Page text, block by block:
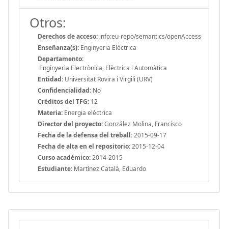
Otros:
Derechos de acceso: info:eu-repo/semantics/openAccess
Enseñanza(s): Enginyeria Elèctrica
Departamento:
Enginyeria Electrònica, Elèctrica i Automàtica
Entidad: Universitat Rovira i Virgili (URV)
Confidencialidad: No
Créditos del TFG: 12
Materia: Energia elèctrica
Director del proyecto:González Molina, Francisco
Fecha de la defensa del treball:2015-09-17
Fecha de alta en el repositorio:2015-12-04
Curso académico:2014-2015
Estudiante: Martínez Català, Eduardo